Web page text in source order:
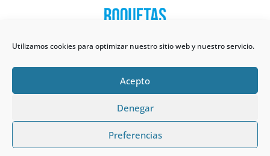
Utilizamos cookies para optimizar nuestro sitio web y nuestro servicio.
Acepto
Denegar
Preferencias
Política de CookiesPolítica de Privacidad
Legal